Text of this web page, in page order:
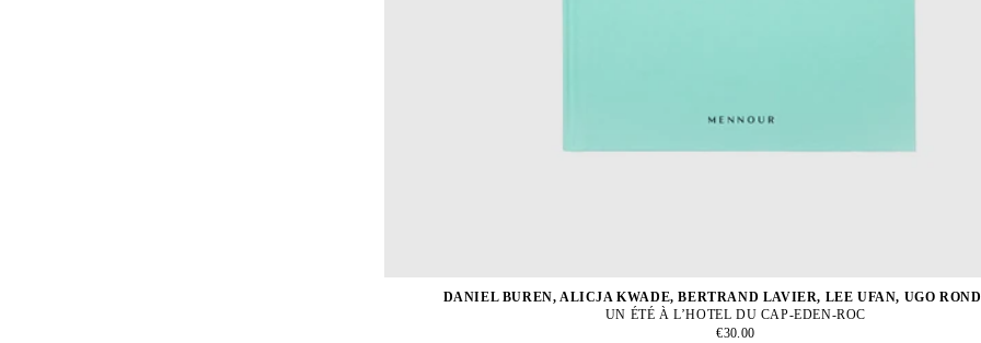
DANIEL BUREN, ALICJA KWADE, BERTRAND LAVIER, LEE UFAN, UGO
UN ÉTÉ À L’HOTEL DU CAP-EDEN-ROC
€30.00